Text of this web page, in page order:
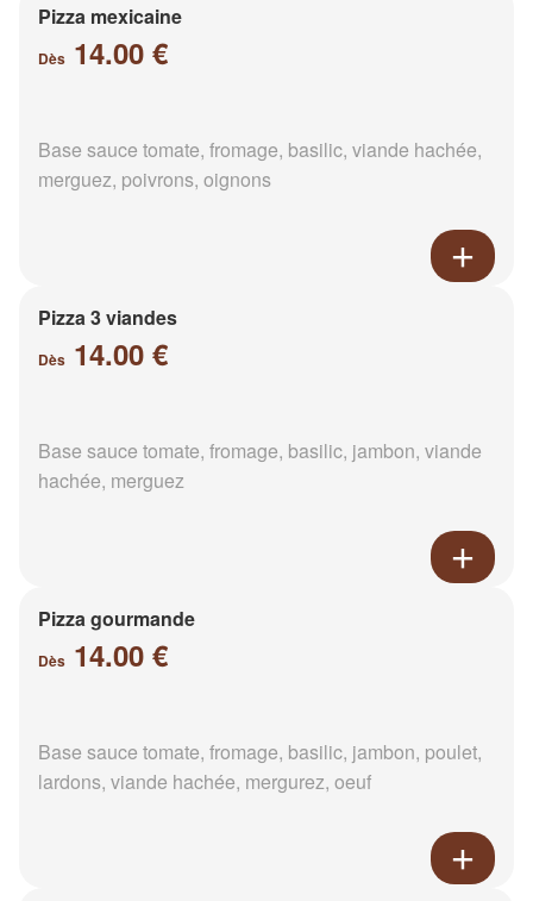
Pizza mexicaine
Dès 14.00 €
Base sauce tomate, fromage, basilic, viande hachée,
merguez, poivrons, oignons
Pizza 3 viandes
Dès 14.00 €
Base sauce tomate, fromage, basilic, jambon, viande
hachée, merguez
Pizza gourmande
Dès 14.00 €
Base sauce tomate, fromage, basilic, jambon, poulet,
lardons, viande hachée, mergurez, oeuf